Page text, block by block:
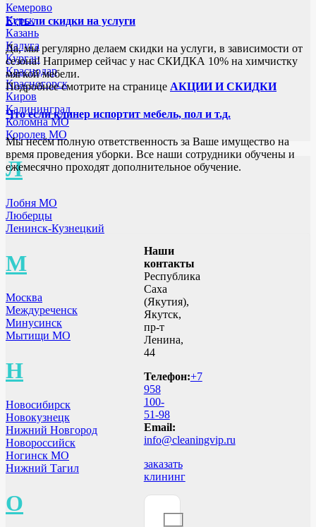
Кемерово
Курск
Казань
Калуга
Курган
Краснодар
Красногорск
Киров
Калининград
Коломна МО
Королев МО
Л
Лобня МО
Люберцы
Ленинск-Кузнецкий
М
Москва
Междуреченск
Минусинск
Мытищи МО
Н
Новосибирск
Новокузнецк
Нижний Новгород
Новороссийск
Ногинск МО
Нижний Тагил
О
Есть ли скидки на услуги
Да, мы регулярно делаем скидки на услуги, в зависимости от
сезона! Например сейчас у нас СКИДКА 10% на химчистку
мягкой мебели.
Подробнее смотрите на странице АКЦИИ И СКИДКИ
Что если клинер испортит мебель, пол и т.д.
Мы несём полную ответственность за Ваше имущество на
время проведения уборки. Все наши сотрудники обучены и
ежемесячно проходят дополнительное обучение.
Наши
контакты
Республика
Саха
(Якутия),
Якутск,
пр-т
Ленина,
44
Телефон:+7
958
100-
51-98
Email:
info@cleaningvip.ru
заказать
клининг